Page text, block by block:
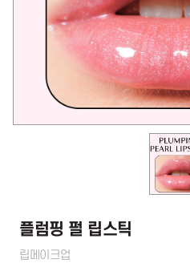
플럼핑 펄 립스틱
립메이크업